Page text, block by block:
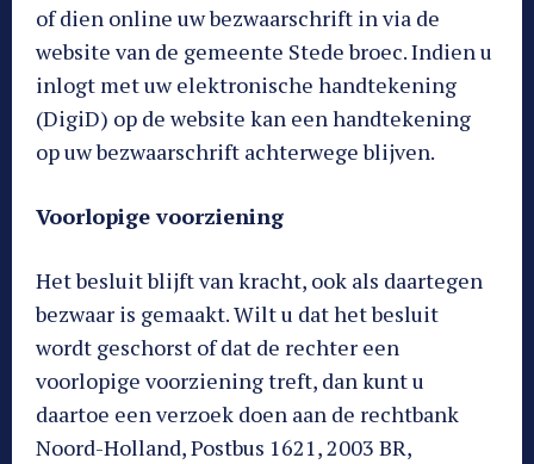
of dien online uw bezwaarschrift in via de
website van de gemeente Stede broec. Indien u
inlogt met uw elektronische handtekening
(DigiD) op de website kan een handtekening
op uw bezwaarschrift achterwege blijven.
Voorlopige voorziening
Het besluit blijft van kracht, ook als daartegen
bezwaar is gemaakt. Wilt u dat het besluit
wordt geschorst of dat de rechter een
voorlopige voorziening treft, dan kunt u
daartoe een verzoek doen aan de rechtbank
Noord-Holland, Postbus 1621, 2003 BR,